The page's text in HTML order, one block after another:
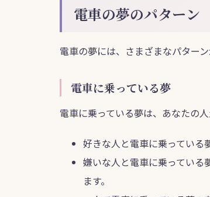
電車の夢のパターン
電車の夢には、さまざまなパター
電車に乗っている夢
電車に乗っている夢は、あなたの
好きな人と電車に乗っている
嫌いな人と電車に乗っている
ます。